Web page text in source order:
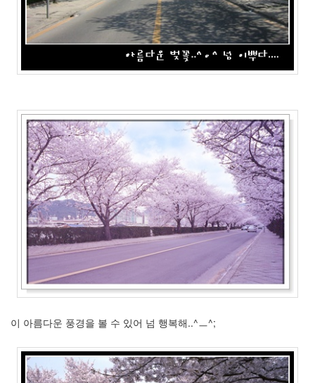
이 아름다운 풍경을 볼 수 있어 넘 행복해..^ㅡ^;
하
고
원
2
네
마
스
토
리
22
나
를
울
리
는
음
41
크
랩
21
그
외